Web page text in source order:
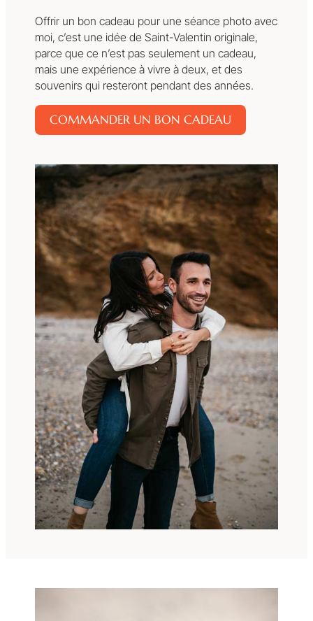
Offrir un bon cadeau pour une séance photo avec
moi, c’est une idée de Saint-Valentin originale,
parce que ce n’est pas seulement un cadeau,
mais une expérience à vivre à deux, et des
souvenirs qui resteront pendant des années.
COMMANDER UN BON CADEAU